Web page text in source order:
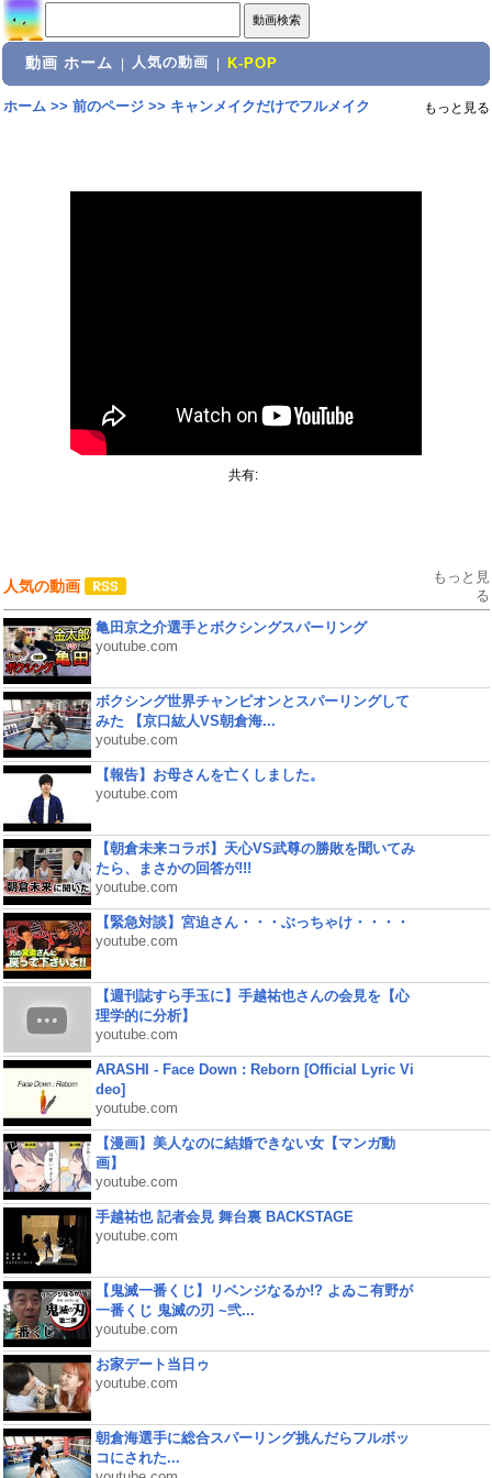
動画 ホーム 人気の動画 K-POP
ホーム>> 前のページ>> キャンメイクだけでフルメイク もっと見る
共有:
人気の動画
もっと見
る
亀田京之介選手とボクシングスパーリング
youtube.com
ボクシング世界チャンピオンとスパーリングして
みた 【京口紘人VS朝倉海...
youtube.com
【報告】お母さんを亡くしました。
youtube.com
【朝倉未来コラボ】天心VS武尊の勝敗を聞いてみ
たら、まさかの回答が!!!
youtube.com
【緊急対談】宮迫さん・・・ぶっちゃけ・・・・
youtube.com
【週刊誌すら手玉に】手越祐也さんの会見を【心
理学的に分析】
youtube.com
ARASHI - Face Down : Reborn [Official Lyric Vi
deo]
youtube.com
【漫画】美人なのに結婚できない女【マンガ動
画】
youtube.com
手越祐也 記者会見 舞台裏 BACKSTAGE
youtube.com
【鬼滅一番くじ】リベンジなるか!? よゐこ有野が
一番くじ 鬼滅の刃 ~弐...
youtube.com
お家デート当日ゥ
youtube.com
朝倉海選手に総合スパーリング挑んだらフルボッ
コにされた...